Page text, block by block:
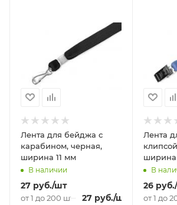
Лента для бейджа с
карабином, черная,
ширина 11 мм
В наличии
27 руб./шт
от 1 до 200 шт 27 руб./шт
Лента
ширина
В
26руб.
от 1 до